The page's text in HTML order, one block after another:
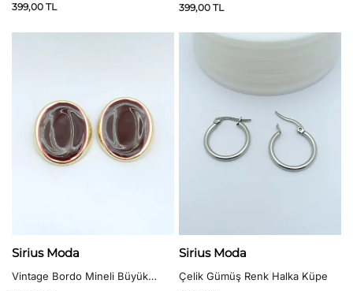
399,00 TL 399,00 TL
Sirius Moda
Vintage Bordo Mineli Büyük
Sirius Moda
Çelik Gümüş Renk Halka Küpe